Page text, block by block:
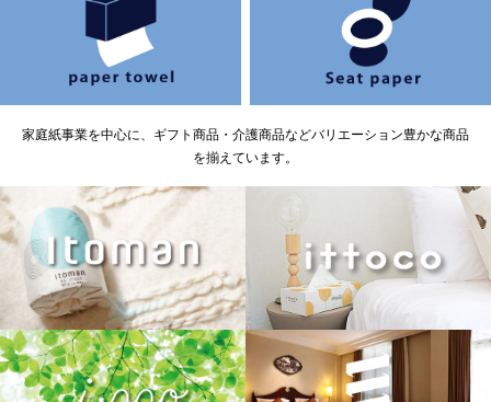
家庭紙事業を中心に、ギフト商品・介護商品などバリエーション豊かな商品
を揃えています。